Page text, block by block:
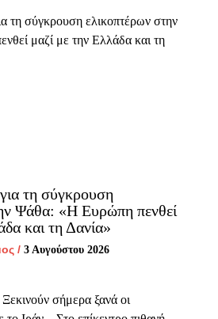
τη σύγκρουση
Ψάθα: «Η Ευρώπη πενθεί
και τη Δανία»
/ 3 Αυγούστου 2026